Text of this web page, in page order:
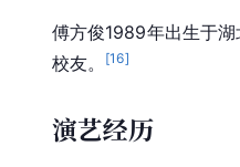
傅方俊1989年出生于
校友。
[16]
演艺经历